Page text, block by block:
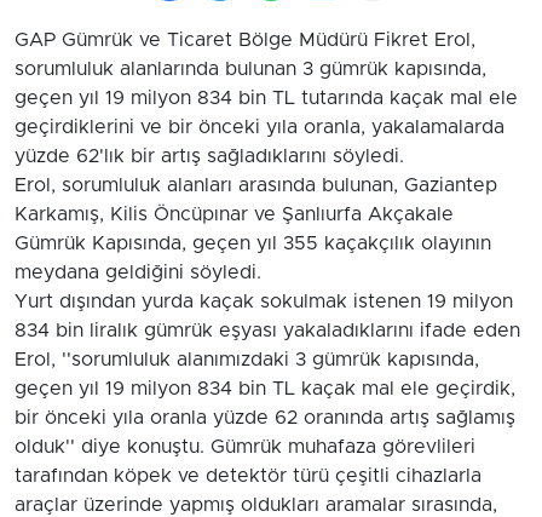
GAP Gümrük ve Ticaret Bölge Müdürü Fikret Erol,
sorumluluk alanlarında bulunan 3 gümrük kapısında,
geçen yıl 19 milyon 834 bin TL tutarında kaçak mal ele
geçirdiklerini ve bir önceki yıla oranla, yakalamalarda
yüzde 62'lık bir artış sağladıklarını söyledi.
Erol, sorumluluk alanları arasında bulunan, Gaziantep
Karkamış, Kilis Öncüpınar ve Şanlıurfa Akçakale
Gümrük Kapısında, geçen yıl 355 kaçakçılık olayının
meydana geldiğini söyledi.
Yurt dışından yurda kaçak sokulmak istenen 19 milyon
834 bin liralık gümrük eşyası yakaladıklarını ifade eden
Erol, ''sorumluluk alanımızdaki 3 gümrük kapısında,
geçen yıl 19 milyon 834 bin TL kaçak mal ele geçirdik,
bir önceki yıla oranla yüzde 62 oranında artış sağlamış
olduk'' diye konuştu. Gümrük muhafaza görevlileri
tarafından köpek ve detektör türü çeşitli cihazlarla
araçlar üzerinde yapmış oldukları aramalar sırasında,